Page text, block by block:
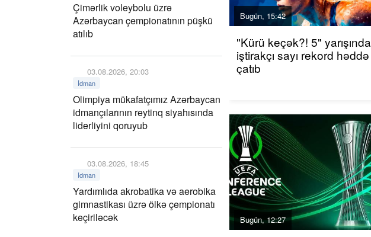
Çimərlik voleybolu üzrə
Azərbaycan çempionatının püşkü
atılıb
03.08.2026, 20:03
İdman
Olimpiya mükafatçımız Azərbaycan
idmançılarının reytinq siyahısında
liderliyini qoruyub
03.08.2026, 18:45
İdman
Yardımlıda akrobatika və aerobika
gimnastikası üzrə ölkə çempionatı
keçiriləcək
Bugün, 15:42
"Kürü keçək?! 5" yarışında
iştirakçı sayı rekord həddə
çatıb
Bugün, 12:27